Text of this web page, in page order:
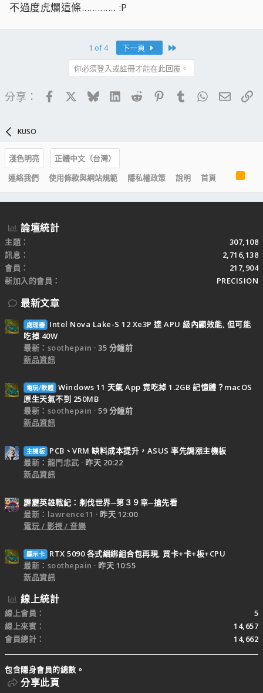
不過度虎爛這條............. :P
1 of 4 下一頁
你必須登入或註冊才能在此回覆。
分享： FacebookBlueskyLinkedIn
Reddit PinterestTumblrWhatsApp
電子
KUSO
淺色明亮
正體中文（台灣）
連絡我們
使用條款與網站規範 隱私權政策 說明 首頁
S
論壇統計
主題
307,108
訊息
2,716,138
會員
217,904
新加入的會員
PRECISION
最新文章
處理器
Intel Nova Lake-S 12 Xe3P 達 APU 級內顯效能, 但可能
吃掉 40W
最新：soothepain
35 分鐘前
新品資訊
電玩/軟體 Windows 11 天氣 App 竟吃掉 1.2GB 記憶體？macOS
原生天氣不到 250MB
最新：soothepain
59 分鐘前
新品資訊
主機板
PCB、VRM 缺料成本提升，ASUS 率先調漲主機板
最新：龍門忠武
昨天 20:22
新品資訊
霹靂英雄戰紀：刜伐世界─第３９章─搶先看
最新：lawrence11
昨天 12:00
電玩 / 影視 / 音樂
顯示卡
RTX 5090 各式綑綁組合包再現, 買卡+卡+板+CPU
最新：soothepain
昨天 10:55
新品資訊
線上統計
線上會員
5
線上來賓
14,657
會員總計
14,662
包含隱身會員的總數。
分享此頁